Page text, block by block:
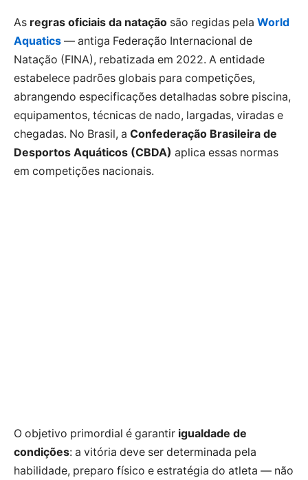
As regras oficiais da natação são regidas pela World
Aquatics — antiga Federação Internacional de
Natação (FINA), rebatizada em 2022. A entidade
estabelece padrões globais para competições,
abrangendo especificações detalhadas sobre piscina,
equipamentos, técnicas de nado, largadas, viradas e
chegadas. No Brasil, a Confederação Brasileira de
Desportos Aquáticos (CBDA) aplica essas normas
em competições nacionais.
O objetivo primordial é garantir igualdade de
condições: a vitória deve ser determinada pela
habilidade, preparo físico e estratégia do atleta — não